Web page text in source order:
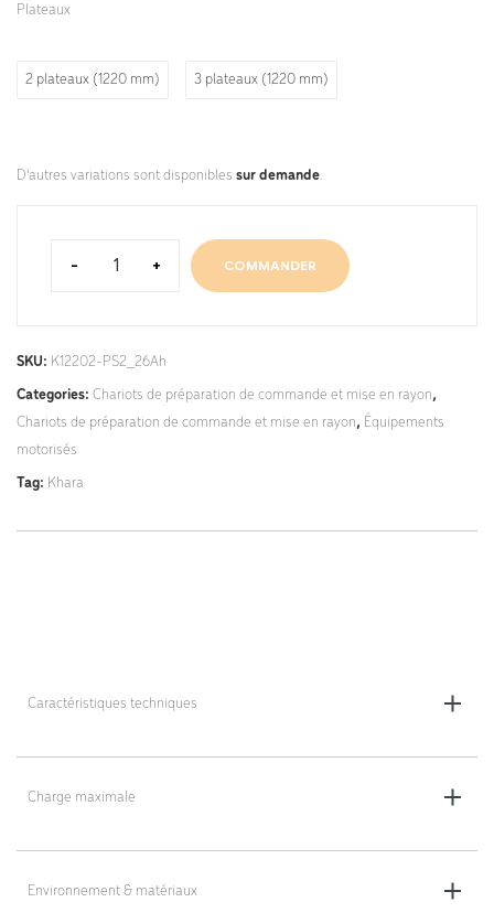
Plateaux
2 plateaux (1220 mm) 3 plateaux (1220 mm)
D'autres variations sont disponibles sur demande.
- + COMMANDER
SKU: K12202-PS2_26Ah
Categories: Chariots de préparation de commande et mise en rayon,
Chariots de préparation de commande et mise en rayon, Équipements
motorisés
Tag: Khara
Caractéristiques techniques
- 2 ou 3 plateaux de 1220mm de largeur
Charge maximale
60 kg par plateau, maximum 500 kg par chariot (chariot inclus)
Environnement & matériaux